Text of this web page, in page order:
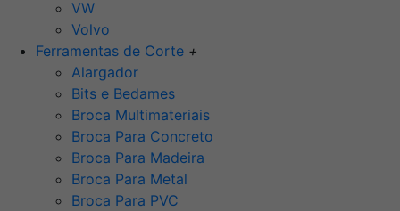
VW
Volvo
Ferramentas de Corte +
Alargador
Bits e Bedames
Broca Multimateriais
Broca Para Concreto
Broca Para Madeira
Broca Para Metal
Broca Para PVC